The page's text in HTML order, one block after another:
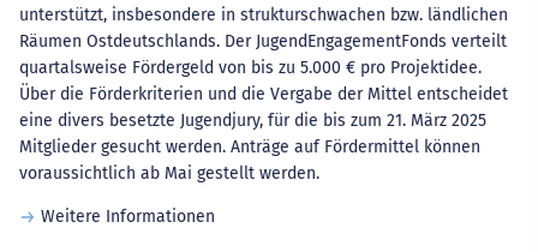
unterstützt, insbesondere in strukturschwachen bzw. ländlichen
Räumen Ostdeutschlands. Der JugendEngagementFonds verteilt
quartalsweise Fördergeld von bis zu 5.000 € pro Projektidee.
Über die Förderkriterien und die Vergabe der Mittel entscheidet
eine divers besetzte Jugendjury, für die bis zum 21. März 2025
Mitglieder gesucht werden. Anträge auf Fördermittel können
voraussichtlich ab Mai gestellt werden.
Weitere Informationen